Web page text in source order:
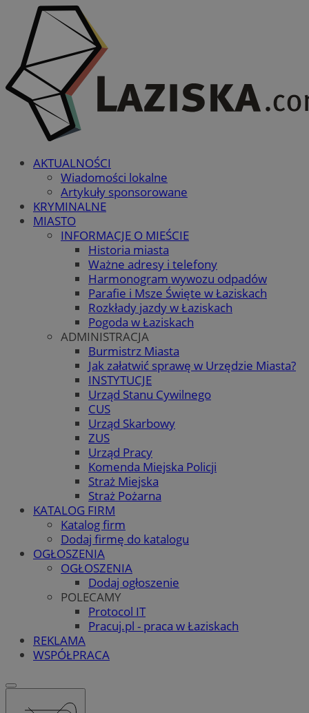
AKTUALNOŚCI
Wiadomości lokalne
Artykuły sponsorowane
KRYMINALNE
MIASTO
INFORMACJE O MIEŚCIE
Historia miasta
Ważne adresy i telefony
Harmonogram wywozu odpadów
Parafie i Msze Święte w Łaziskach
Rozkłady jazdy w Łaziskach
Pogoda w Łaziskach
ADMINISTRACJA
Burmistrz Miasta
Jak załatwić sprawę w Urzędzie Miasta?
INSTYTUCJE
Urząd Stanu Cywilnego
CUS
Urząd Skarbowy
ZUS
Urząd Pracy
Komenda Miejska Policji
Straż Miejska
Straż Pożarna
KATALOG FIRM
Katalog firm
Dodaj firmę do katalogu
OGŁOSZENIA
OGŁOSZENIA
Dodaj ogłoszenie
POLECAMY
Protocol IT
Pracuj.pl - praca w Łaziskach
REKLAMA
WSPÓŁPRACA